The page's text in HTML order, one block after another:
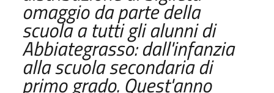
omaggio da parte della
scuola a tutti gli alunni di
Abbiategrasso: dall'infanzia
alla scuola secondaria di
primo grado. Quest'anno